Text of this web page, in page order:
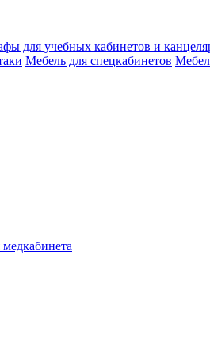
для учебных кабинетов и
Мебель для спецкабинетов